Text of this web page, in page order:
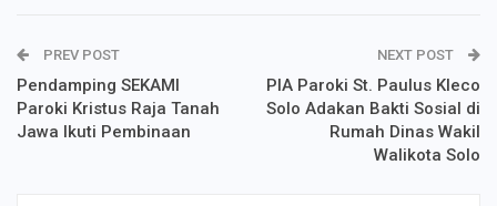
PREV POST
Pendamping SEKAMI
Paroki Kristus Raja Tanah
Jawa Ikuti Pembinaan
NEXT POST
PIA Paroki St. Paulus Kleco
Solo Adakan Bakti Sosial di
Rumah Dinas Wakil
Walikota Solo